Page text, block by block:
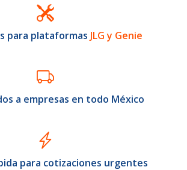
para plataformas JLG y Genie
a empresas en todo México
para cotizaciones urgentes